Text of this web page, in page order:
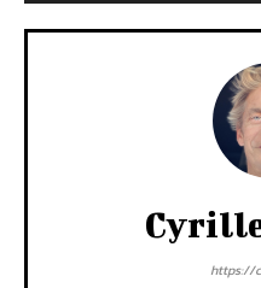
https://